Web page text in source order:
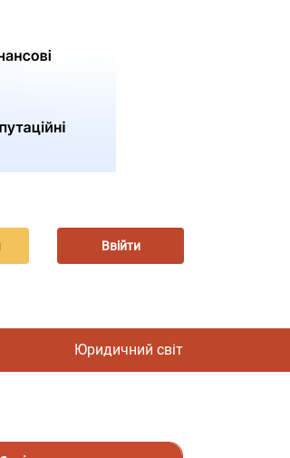
Ввійти
Юридичний світ